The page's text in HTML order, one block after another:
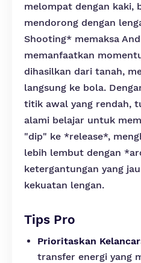
melompat dengan kaki,
mendorong dengan
Shooting* memaksa
memanfaatkan
dihasilkan dari tanah,
langsung ke bola.
titik awal yang rendah,
alami belajar untuk
"dip" ke *release*,
lebih lembut dengan
ketergantungan yang
kekuatan lengan.
Tips Pro
Prioritaskan
transfer energi yang